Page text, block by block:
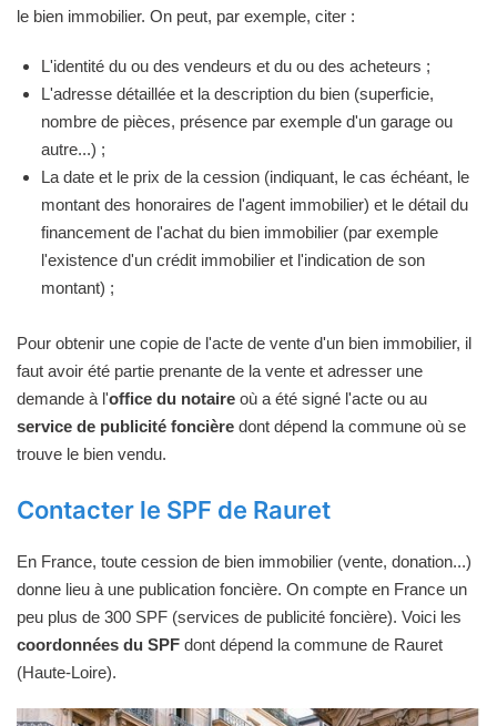
le bien immobilier. On peut, par exemple, citer :
L'identité du ou des vendeurs et du ou des acheteurs ;
L'adresse détaillée et la description du bien (superficie,
nombre de pièces, présence par exemple d'un garage ou
autre...) ;
La date et le prix de la cession (indiquant, le cas échéant, le
montant des honoraires de l'agent immobilier) et le détail du
financement de l'achat du bien immobilier (par exemple
l'existence d'un crédit immobilier et l'indication de son
montant) ;
Pour obtenir une copie de l'acte de vente d'un bien immobilier, il
faut avoir été partie prenante de la vente et adresser une
demande à l'office du notaire où a été signé l'acte ou au
service de publicité foncière dont dépend la commune où se
trouve le bien vendu.
Contacter le SPF de Rauret
En France, toute cession de bien immobilier (vente, donation...)
donne lieu à une publication foncière. On compte en France un
peu plus de 300 SPF (services de publicité foncière). Voici les
coordonnées du SPF dont dépend la commune de Rauret
(Haute-Loire).